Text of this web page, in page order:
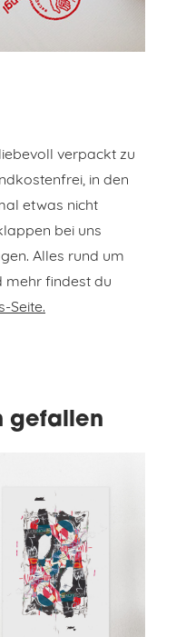
verpackt zu
in den
etwas nicht
bei uns
Alles rund um
mehr findest du
Seite.
gefallen